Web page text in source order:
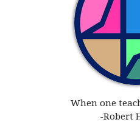
When one
-Robert